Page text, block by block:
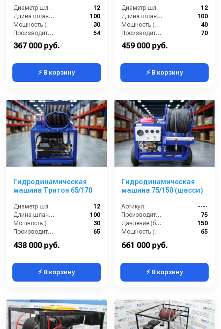
Диаметр шланга (⌀) мм::
12
Длина шланга (м):
100
Мощность (л/с):
30
Производительность (л/мин):
54
367 000 руб.
⚡ В корзину
Диаметр шланга (⌀) мм::
12
Длина шланга (м):
100
Мощность (л/с):
40
Производительность (л/мин):
70
459 000 руб.
⚡ В корзину
Гидродинамическая
машина Тритон 65/170
Диаметр шланга (⌀) мм::
12
Длина шланга (м):
100
Мощность (л/с):
30
Производительность (л/мин):
65
438 000 руб.
⚡ В корзину
Гидродинамическая
машина 75/150 (шасси)
Артикул:
----
Производительность (л/мин):
75
Давление (бар):
150
Мощность (л.с.):
65
661 000 руб.
⚡ В корзину